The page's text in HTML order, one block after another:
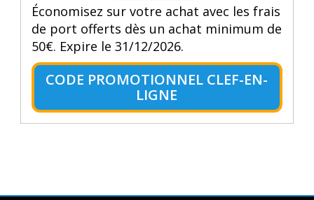
Économisez sur votre achat avec les frais
de port offerts dès un achat minimum de
50€. Expire le 31/12/2026.
CODE PROMOTIONNEL CLEF-EN-
LIGNE